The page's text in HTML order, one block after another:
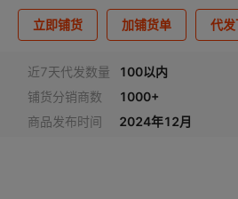
立即铺货 加铺货单 代
近7天代发数量
100以内
铺货分销商数
1000+
商品发布时间 2024年12月